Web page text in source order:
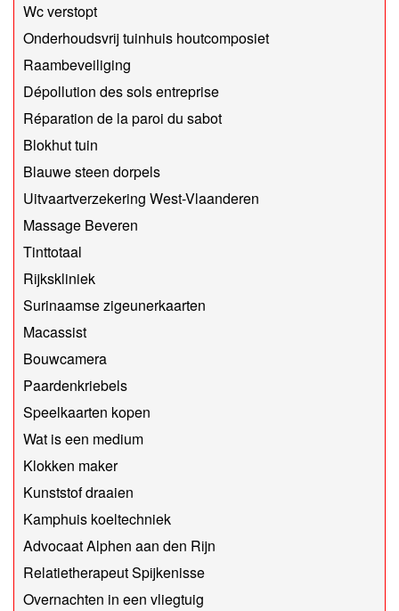
Wc verstopt
Onderhoudsvrij tuinhuis houtcomposiet
Raambeveiliging
Dépollution des sols entreprise
Réparation de la paroi du sabot
Blokhut tuin
Blauwe steen dorpels
Uitvaartverzekering West-Vlaanderen
Massage Beveren
Tinttotaal
Rijkskliniek
Surinaamse zigeunerkaarten
Macassist
Bouwcamera
Paardenkriebels
Speelkaarten kopen
Wat is een medium
Klokken maker
Kunststof draaien
Kamphuis koeltechniek
Advocaat Alphen aan den Rijn
Relatietherapeut Spijkenisse
Overnachten in een vliegtuig